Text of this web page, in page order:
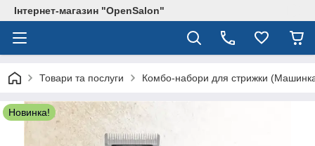
Інтернет-магазин "OpenSalon"
Товари та послуги Комбо-набори для стрижки
Новинка!